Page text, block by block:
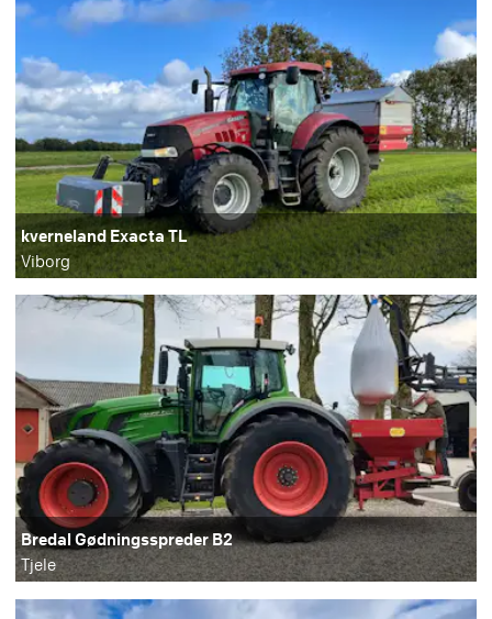
kverneland Exacta TL
Viborg
Bredal Gødningsspreder B2
Tjele